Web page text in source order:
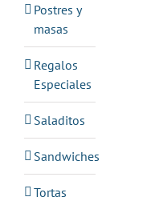
Postres y
masas
Regalos
Especiales
Saladitos
Sandwiches
Tortas